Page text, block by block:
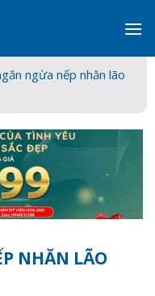
ngừa nếp nhăn lão
NHĂN LÃO